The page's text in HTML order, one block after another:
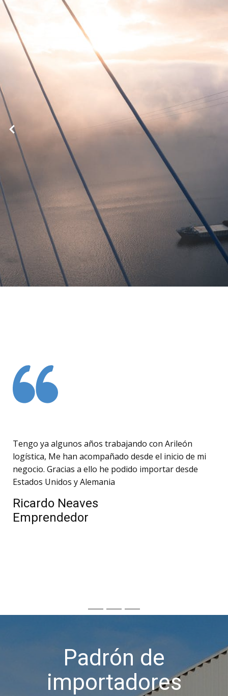
Tengo ya algunos años trabajando con Arileón
logística, Me han acompañado desde el inicio de mi
negocio. Gracias a ello he podido importar desde
Estados Unidos y Alemania
Ricardo Neaves
Emprendedor
Padrón de
importadores